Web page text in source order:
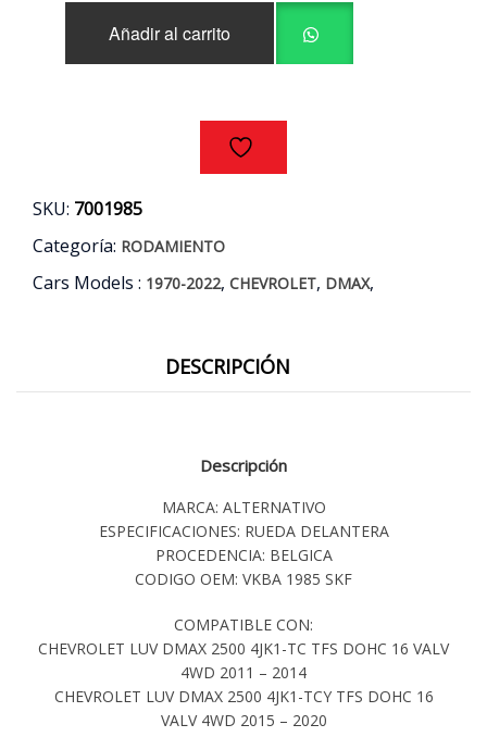
(JUEGO)
CHEVROLETAñadir al carrito
SKU: 7001985
Categoría: RODAMIENTO
Cars Models : 1970-2022, CHEVROLET, DMAX,
DESCRIPCIÓN
Descripción
MARCA: ALTERNATIVO
ESPECIFICACIONES: RUEDA DELANTERA
PROCEDENCIA: BELGICA
CODIGO OEM: VKBA 1985 SKF
COMPATIBLE CON:
CHEVROLET LUV DMAX 2500 4JK1-TC TFS DOHC 16 VALV
4WD 2011 – 2014
CHEVROLET LUV DMAX 2500 4JK1-TCY TFS DOHC 16
VALV 4WD 2015 – 2020